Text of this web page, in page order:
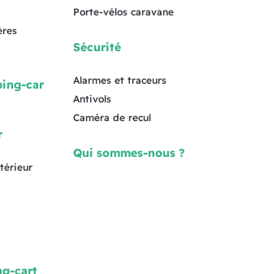
car
cart
Porte-vélos caravane
Sécurité
Alarmes et traceurs
Antivols
Caméra de recul
Qui sommes-nous ?